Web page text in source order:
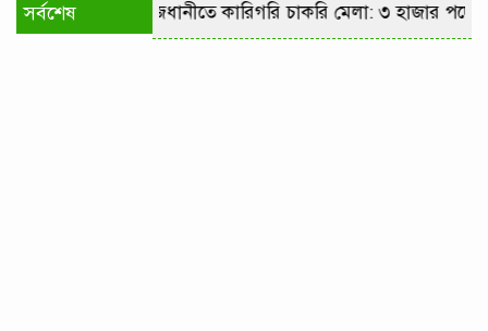
সর্বশেষ রাজধানীতে কারিগরি চাকরি মেলা: ৩ হাজার